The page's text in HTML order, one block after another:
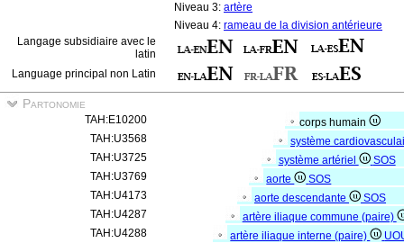
Niveau 3: artère
Niveau 4: rameau de la division antérieure
Langage subsidiaire avec le
latin
Language principal non Latin
Partonomie
TAH:E10200
corps humain
TAH:U3568
système
TAH:U3725
système artériel
SOS
TAH:U3769
aorte
SOS
TAH:U4173
aorte descendante
SOS
TAH:U4287
artère iliaque commune (paire)
TAH:U4288
artère iliaque interne (paire)